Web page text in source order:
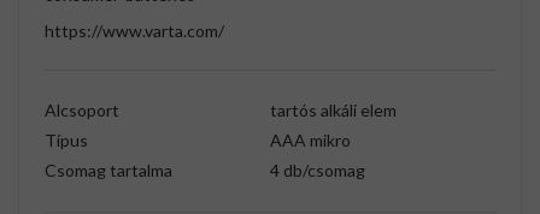
https://www.varta.com/
Alcsoport
tartós alkáli elem
Típus
AAA mikro
Csomag tartalma
4 db/csomag